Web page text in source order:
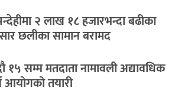
२ लाख १८ हजारभन्दा बढीका
छलीका सामान बरामद
१५ सम्म मतदाता नामावली अद्यावधिक
आयोगको तयारी